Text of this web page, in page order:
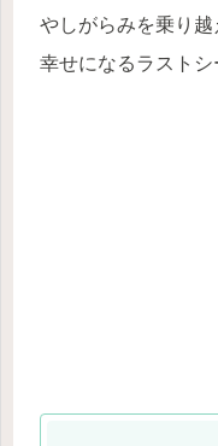
やしがらみを乗り
幸せになるラスト